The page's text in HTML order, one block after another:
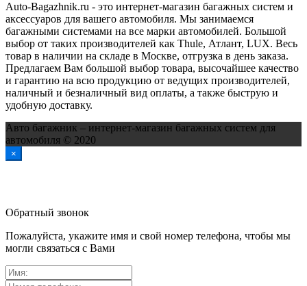
Auto-Bagazhnik.ru - это интернет-магазин багажных систем и
аксессуаров для вашего автомобиля. Мы занимаемся
багажными системами на все марки автомобилей. Большой
выбор от таких производителей как Thule, Атлант, LUX. Весь
товар в наличии на складе в Москве, отгрузка в день заказа.
Предлагаем Вам большой выбор товара, высочайшее качество
и гарантию на всю продукцию от ведущих производителей,
наличный и безналичный вид оплаты, а также быструю и
удобную доставку.
Авто багажник – интернет-магазин багажных систем для
автомобиля © 2020
×
Обратный звонок
Пожалуйста, укажите имя и свой номер телефона, чтобы мы
могли связаться с Вами